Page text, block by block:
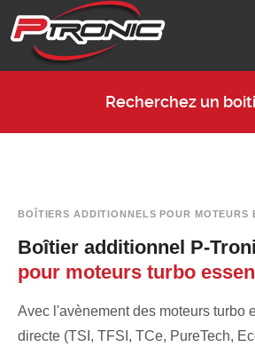
Recherchez un
BOÎTIERS ADDITIONNELS POUR MOTEURS
Boîtier additionnel P-
pour moteurs turbo
Avec l'avènement des moteurs turbo
directe (TSI, TFSI, TCe, PureTech,